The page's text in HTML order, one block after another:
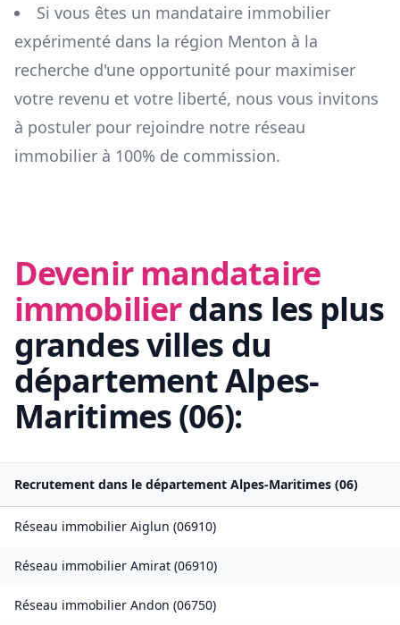
Si vous êtes un mandataire immobilier
expérimenté dans la région Menton à la
recherche d'une opportunité pour maximiser
votre revenu et votre liberté, nous vous invitons
à postuler pour rejoindre notre réseau
immobilier à 100% de commission.
Devenir mandataire
immobilierdans les plus
grandes villes du
départementAlpes-
Maritimes(06):
Recrutement dans le département Alpes-Maritimes (06)
Réseau immobilier Aiglun (06910)
Réseau immobilier Amirat (06910)
Réseau immobilier Andon (06750)